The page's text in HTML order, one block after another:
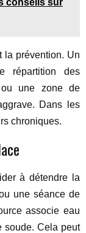
conseils sur
la prévention. Un
répartition des
ou une zone de
Dans les
chroniques.
à détendre la
une séance de
associe eau
soude. Cela peut